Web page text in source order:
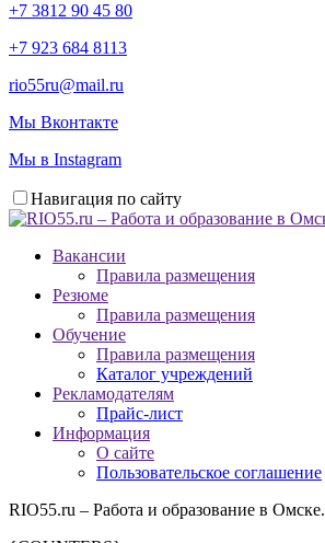
+7 3812 90 45 80
+7 923 684 8113
rio55ru@mail.ru
Мы Вконтакте
Мы в Instagram
Навигация по сайту
Вакансии
Правила размещения
Резюме
Правила размещения
Обучение
Правила размещения
Каталог учреждений
Рекламодателям
Прайс-лист
Информация
О сайте
Пользовательское соглашение
RIO55.ru – Работа и образование в Омске.